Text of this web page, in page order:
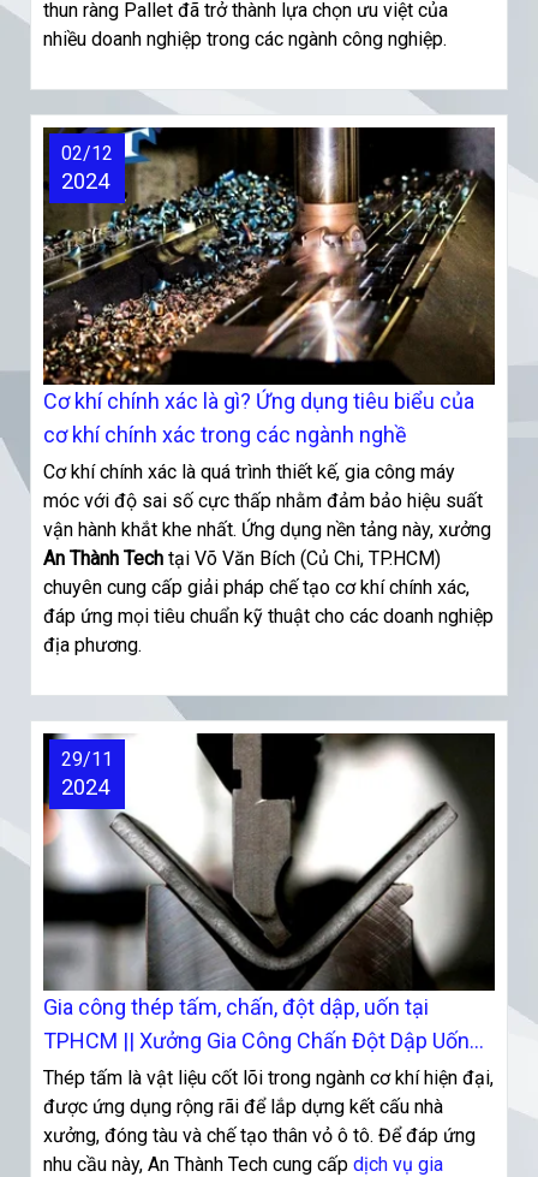
thun ràng Pallet đã trở thành lựa chọn ưu việt của
nhiều doanh nghiệp trong các ngành công nghiệp.
Cơ khí chính xác là gì? Ứng dụng tiêu biểu của
cơ khí chính xác trong các ngành nghề
02/12
2024
Cơ khí chính xác là quá trình thiết kế, gia công máy
móc với độ sai số cực thấp nhằm đảm bảo hiệu suất
vận hành khắt khe nhất. Ứng dụng nền tảng này, xưởng
An Thành Tech tại Võ Văn Bích (Củ Chi, TP.HCM)
chuyên cung cấp giải pháp chế tạo cơ khí chính xác,
đáp ứng mọi tiêu chuẩn kỹ thuật cho các doanh nghiệp
địa phương.
Gia công thép tấm, chấn, đột dập, uốn tại
TPHCM || Xưởng Gia Công Chấn Đột Dập Uốn
Tại TPHCM
29/11
2024
Thép tấm là vật liệu cốt lõi trong ngành cơ khí hiện đại,
được ứng dụng rộng rãi để lắp dựng kết cấu nhà
xưởng, đóng tàu và chế tạo thân vỏ ô tô. Để đáp ứng
nhu cầu này, An Thành Tech cung cấp dịch vụ gia